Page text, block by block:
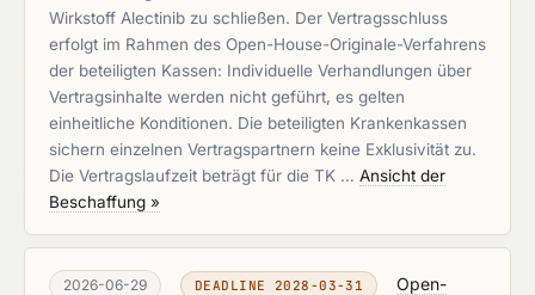
Wirkstoff Alectinib zu schließen. Der Vertragsschluss
erfolgt im Rahmen des Open-House-Originale-Verfahrens
der beteiligten Kassen: Individuelle Verhandlungen über
Vertragsinhalte werden nicht geführt, es gelten
einheitliche Konditionen. Die beteiligten Krankenkassen
sichern einzelnen Vertragspartnern keine Exklusivität zu.
Die Vertragslaufzeit beträgt für die TK … Ansicht der
Beschaffung »
2026-06-29 DEADLINE 2028-03-31
Open-